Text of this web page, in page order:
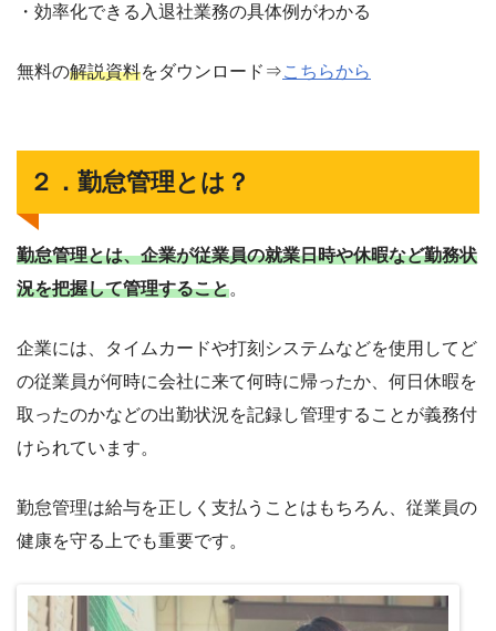
・効率化できる入退社業務の具体例がわかる
無料の解説資料をダウンロード⇒こちらから
２．勤怠管理とは？
勤怠管理とは、企業が従業員の就業日時や休暇など勤務状
況を把握して管理すること。
企業には、タイムカードや打刻システムなどを使用してど
の従業員が何時に会社に来て何時に帰ったか、何日休暇を
取ったのかなどの出勤状況を記録し管理することが義務付
けられています。
勤怠管理は給与を正しく支払うことはもちろん、従業員の
健康を守る上でも重要です。